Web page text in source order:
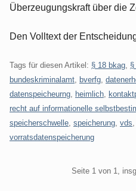
Überzeugungskraft über die
Den Volltext der
Tags für diesen Artikel: § 18 bkag
bundeskriminalamt
bverfg
datenspeicheurng
heimlich
recht auf informationelle
speicherschwelle speicherung vds
vorratsdatenspeicherung
Seite 1 von 1,